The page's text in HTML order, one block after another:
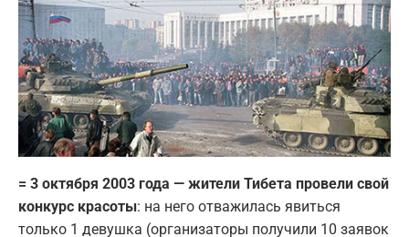
= 3 октября 2003 года — жители Тибета провели свой
конкурс красоты: на него отважилась явиться
только 1 девушка (организаторы получили 10 заявок